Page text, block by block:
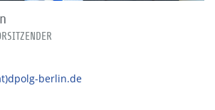
berlin.de